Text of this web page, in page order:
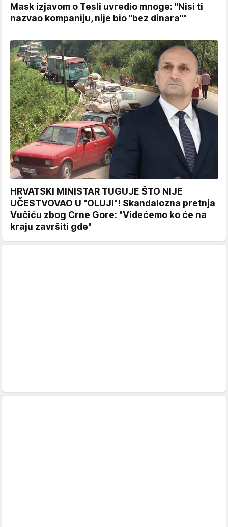
Mask izjavom o Tesli uvredio mnoge: "Nisi ti
nazvao kompaniju, nije bio "bez dinara""
HRVATSKI MINISTAR TUGUJE ŠTO NIJE
UČESTVOVAO U "OLUJI"! Skandalozna pretnja
Vučiću zbog Crne Gore: "Videćemo ko će na
kraju završiti gde"